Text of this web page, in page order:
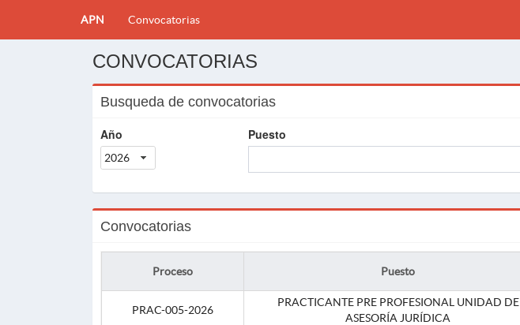
APN Convocatorias
CONVOCATORIAS
Busqueda de convocatorias
Año
2026
Puesto
Convocatorias
Proceso Puesto
PRAC-005-2026
PRACTICANTE PRE PROFESIONAL UNIDAD DE
ASESORÍA JURÍDICA